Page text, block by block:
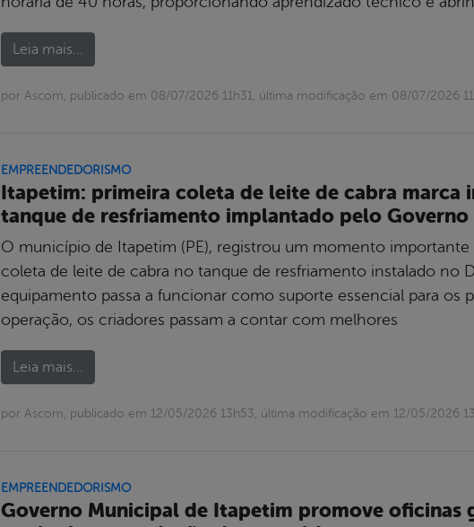
Leia mais...
por Ascom, publicado em 08/07/2026 11h31, última modificação em 08/07/2026
EMPREENDEDORISMO
Itapetim: primeira coleta de leite de cabra marca
tanque de resfriamento implantado pelo
O município de Itapetim (PE), registrou um momento
coleta de leite de cabra no tanque de resfriamento instalado no
equipamento passa a funcionar como suporte essencial para os
operação, os criadores passam a contar com melhores
Leia mais...
por Ascom, publicado em 12/05/2026 13h53, última modificação em 12/05/2026
EMPREENDEDORISMO
Governo Municipal de Itapetim promove oficinas